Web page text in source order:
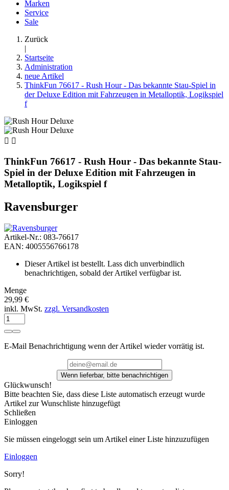
Marken
Service
Sale
Zurück
|
Startseite
Administration
neue Artikel
ThinkFun 76617 - Rush Hour - Das bekannte Stau-Spiel in
der Deluxe Edition mit Fahrzeugen in Metalloptik, Logikspiel
f
 
ThinkFun 76617 - Rush Hour - Das bekannte Stau-
Spiel in der Deluxe Edition mit Fahrzeugen in
Metalloptik, Logikspiel f
Ravensburger
Artikel-Nr.: 083-76617
EAN: 4005556766178
Dieser Artikel ist bestellt. Lass dich unverbindlich
benachrichtigen, sobald der Artikel verfügbar ist.
Menge
29,99 €
inkl. MwSt. zzgl. Versandkosten
E-Mail Benachrichtigung wenn der Artikel wieder vorrätig ist.
Wenn lieferbar, bitte benachrichtigen
Glückwunsch!
Bitte beachten Sie, dass diese Liste automatisch erzeugt wurde
Artikel zur Wunschliste hinzugefügt
Schließen
Einloggen
Sie müssen eingeloggt sein um Artikel einer Liste hinzuzufügen
Einloggen
Sorry!